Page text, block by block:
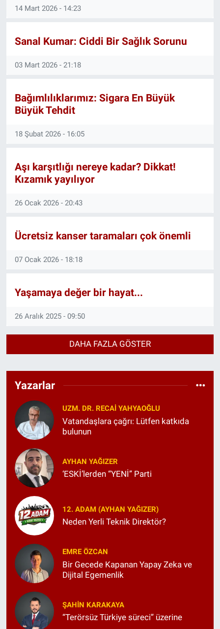
14 Mart 2026 - 14:23
Sanal Kumar: Ciddi Bir Sağlık Sorunu
03 Mart 2026 - 21:18
Bağımlılıklarımız: Sigara En Büyük
Büyük Tehdit
18 Şubat 2026 - 16:05
Aşı karşıtlığı nereye kadar? Dikkat!
Kızamık yayılıyor
26 Ocak 2026 - 20:43
Ücretsiz kanser taramaları çok önemli
07 Ocak 2026 - 18:18
Yaşamaya değer bir hayat...
26 Aralık 2025 - 09:50
DAHA FAZLA GÖSTER
Yazarlar
UZM. DR. RECAI YAHYAOĞLU
Vatandaşlara çağrı: Lütfen katkıda
bulunun
AYHAN YAĞIZER
‘ESKİ’lerden “YENİ” Parti
12. ADAM (AYHAN YAĞIZER)
Neden Yerli Teknik Direktör?
EMRE ÖZCAN
Bir Gecede Kapanan Yapay Zeka ve
Dijital Egemenlik
ŞAHIN KARAKAYA
“Terörsüz Türkiye süreci” üzerine